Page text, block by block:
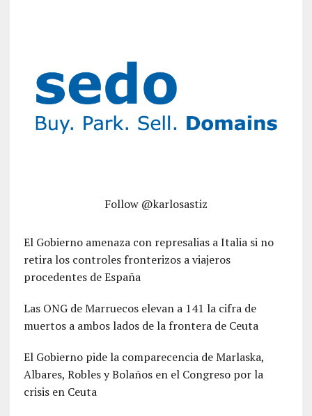
Follow @karlosastiz
El Gobierno amenaza con represalias a Italia si no
retira los controles fronterizos a viajeros
procedentes de España
Las ONG de Marruecos elevan a 141 la cifra de
muertos a ambos lados de la frontera de Ceuta
El Gobierno pide la comparecencia de Marlaska,
Albares, Robles y Bolaños en el Congreso por la
crisis en Ceuta